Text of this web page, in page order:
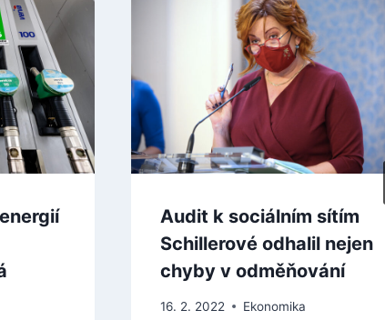
Audit k sociálním sítím
Schillerové odhalil nejen
chyby v odměňování
16. 2. 2022 Ekonomika